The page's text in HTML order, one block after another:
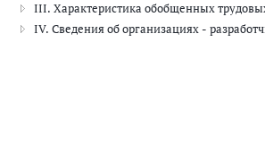
III. Характеристика обобщенных
IV. Сведения об организациях -